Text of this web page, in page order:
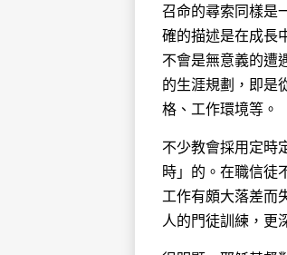
召命的尋索同樣是
確的描述是在成長
不會是無意義的遭
的生涯規劃，即是
格、工作環境等。
不少教會採用定時
時」的。在職信徒
工作有頗大落差而
人的門徒訓練，更